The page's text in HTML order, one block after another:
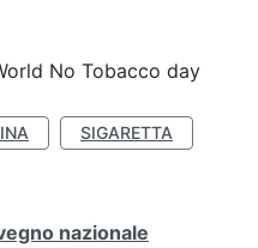
No Tobacco day
SIGARETTA
nazionale